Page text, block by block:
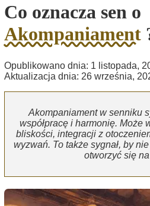
Co oznacza sen o
Akompaniament
Opublikowano dnia: 1 listopada,
Aktualizacja dnia: 26 września,
Akompaniament w senniku
współpracę i harmonię. Może
bliskości, integracji z
wyzwań. To także sygnał, by
otworzyć się